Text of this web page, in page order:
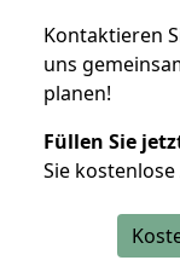
Kontaktieren
uns
planen!
Füllen Sie
Sie